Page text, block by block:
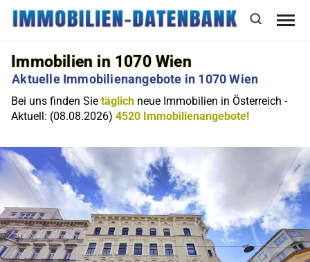
Immobilien in 1070 Wien
Aktuelle Immobilienangebote in 1070 Wien
Bei uns finden Sietäglich neue Immobilien in Österreich -
Aktuell: (08.08.2026)4520 Immobilienangebote!